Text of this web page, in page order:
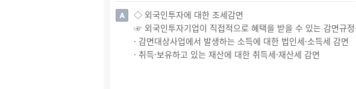
◇ 외국인투자에 대한 조세감면
☞ 외국인투자기업이 직접적으로 혜택을 받을 수 있는 감면규
· 감면대상사업에서 발생하는 소득에 대한 법인세·소득세 감면
· 취득·보유하고 있는 재산에 대한 취득세·재산세 감면
※ 외국인투자기업 소득에 대한 법인(소득)세 감면은